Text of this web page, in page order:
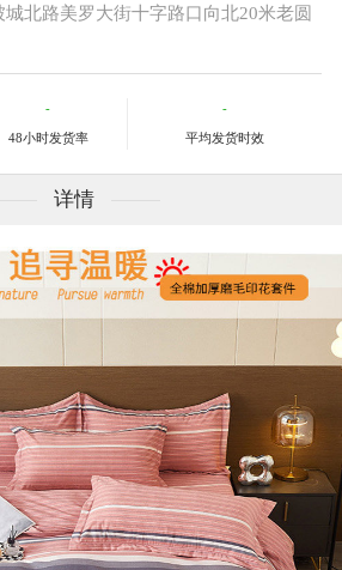
城北路美罗大街十字路口向北20米老圆
-
48小时发货率
-
平均发货时效
详情